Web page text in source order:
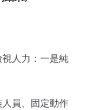
人力：一是純
員、固定動作